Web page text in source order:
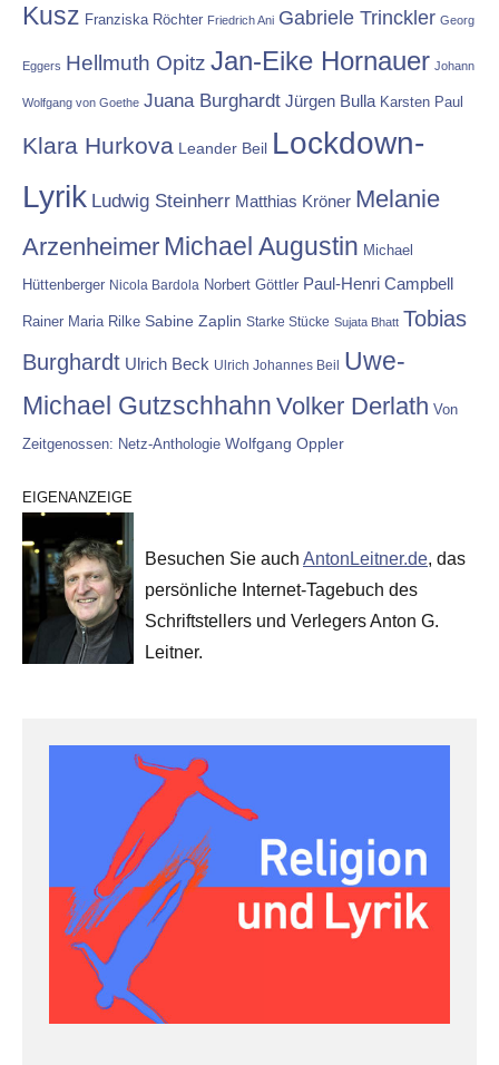
Kusz Franziska Röchter Friedrich Ani Gabriele Trinckler Georg
Eggers Hellmuth Opitz Jan-Eike Hornauer Johann
Wolfgang von Goethe Juana Burghardt Jürgen Bulla Karsten Paul
Klara Hurkova Leander Beil Lockdown-
Lyrik Ludwig Steinherr Matthias Kröner Melanie
Arzenheimer Michael Augustin Michael
Hüttenberger Nicola Bardola Norbert Göttler Paul-Henri Campbell
Rainer Maria Rilke Sabine Zaplin Starke Stücke Sujata Bhatt Tobias
Burghardt Ulrich Beck Ulrich Johannes Beil Uwe-
Michael Gutzschhahn Volker Derlath Von
Zeitgenossen: Netz-Anthologie Wolfgang Oppler
EIGENANZEIGE
Besuchen Sie auch AntonLeitner.de, das
persönliche Internet-Tagebuch des
Schriftstellers und Verlegers Anton G.
Leitner.